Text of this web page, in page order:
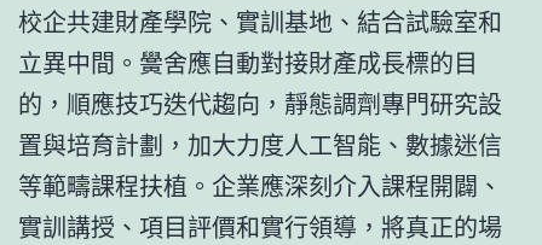
校企共建財產學院、實訓基地、結合試驗室和
立異中間。黌舍應自動對接財產成長標的目
的，順應技巧迭代趨向，靜態調劑專門研究設
置與培育計劃，加大力度人工智能、數據迷信
等範疇課程扶植。企業應深刻介入課程開闢、
實訓講授、項目評價和實行領導，將真正的場